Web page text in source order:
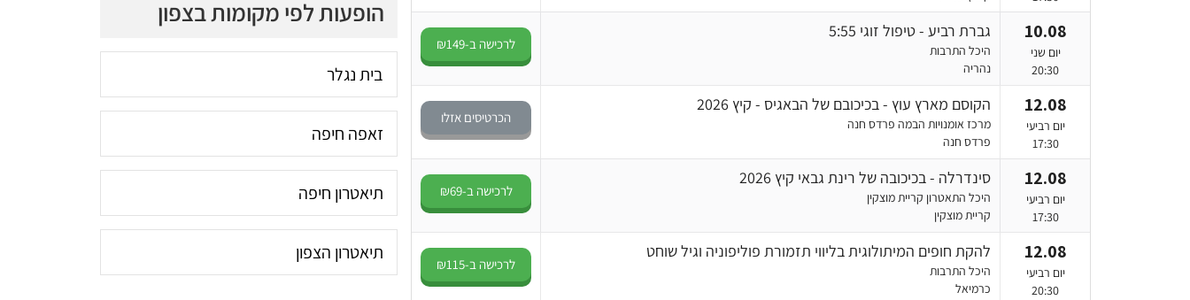
10.08
יום שני
20:30
גברת רביע - טיפול זוגי 5:55
היכל התרבות
נהריה
לרכישה ב-₪149
12.08
יום רביעי
17:30
הקוסם מארץ עוץ - בכיכובם של הבאגיס - קיץ 2026
מרכז אומנויות הבמה פרדס חנה
פרדס חנה
הכרטיסים אזלו
12.08
יום רביעי
17:30
סינדרלה - בכיכובה של רינת גבאי קיץ 2026
היכל התאטרון קריית מוצקין
קריית מוצקין
לרכישה ב-₪69
12.08
יום רביעי
20:30
להקת חופים המיתולוגית בליווי תזמורת פוליפוניה וגיל שוחט
היכל התרבות
כרמיאל
לרכישה ב-₪115
הופעות לפי מקומות בצפון
בית נגלר
זאפה חיפה
תיאטרון חיפה
תיאטרון הצפון